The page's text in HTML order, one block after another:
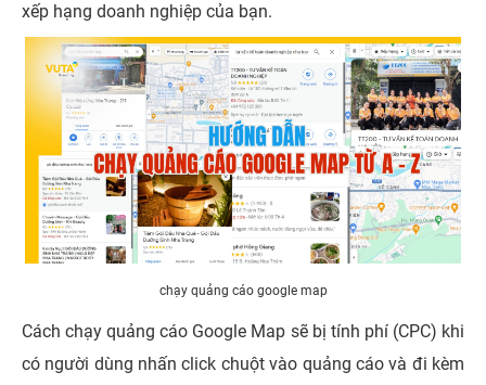
xếp hạng doanh nghiệp của bạn.
chạy quảng cáo google map
Cách chạy quảng cáo Google Map sẽ bị tính phí (CPC) khi
có người dùng nhấn click chuột vào quảng cáo và đi kèm